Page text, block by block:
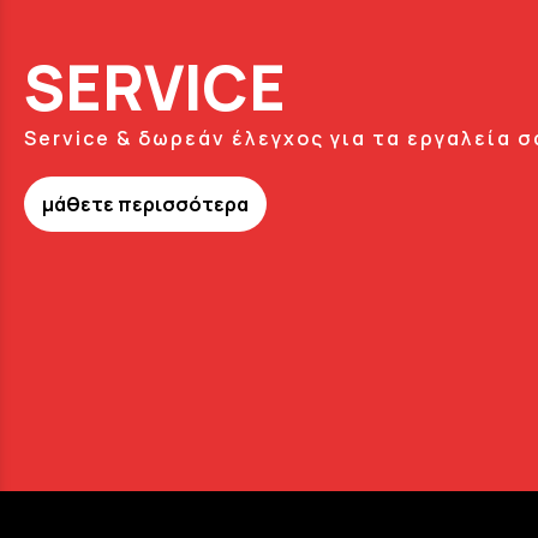
SERVICE
Service & δωρεάν έλεγχος για τα εργαλεία
μάθετε περισσότερα